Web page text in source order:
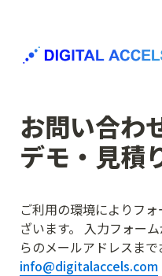
お問い合わ
デモ・見積
ご利用の環境によりフ
ざいます。 入力フォー
らのメールアドレスまで
info@digitalaccels.com